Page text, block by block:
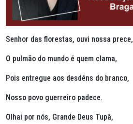
Senhor das florestas, ouvi nossa prece,
O pulmão do mundo é quem clama,
Pois entregue aos desdéns do branco,
Nosso povo guerreiro padece.
Olhai por nós, Grande Deus Tupã,